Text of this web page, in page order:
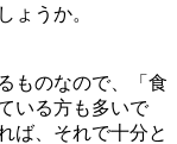
ょうか。
ものなので、「食
いる方も多いで
ば、それで十分と